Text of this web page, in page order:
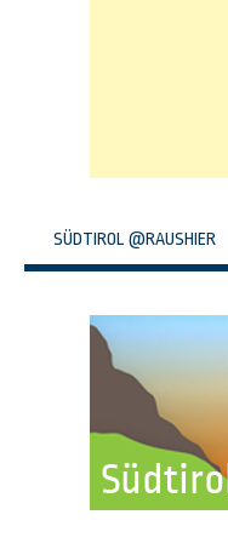
SÜDTIROL @RAUSHIER